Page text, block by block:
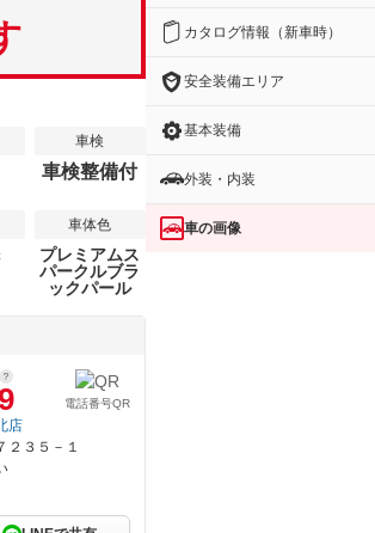
車検
車検整備付
車体色
プレミアムス
パークルブラ
ックパール
電話番号QR
店
２３５－１
カタログ情報（新車時）
安全装備エリア
基本装備
外装・内装
車の画像